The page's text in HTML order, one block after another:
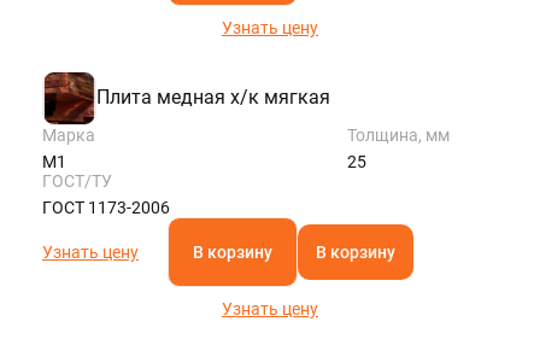
Узнать цену
Плита медная х/к мягкая
Марка
М1
Толщина, мм
25
ГОСТ/ТУ
ГОСТ 1173-2006
Узнать цену В корзину В корзину
Узнать цену